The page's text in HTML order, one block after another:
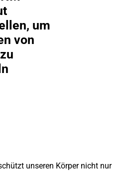
um
von
unseren Körper nicht nur